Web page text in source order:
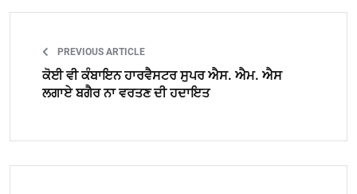
PREVIOUS ARTICLE
ਕੋਈ ਵੀ ਕੰਬਾਇਨ ਹਾਰਵੈਸਟਰ ਸੁਪਰ ਐਸ. ਐਮ. ਐਸ
ਲਗਾਏ ਬਗੈਰ ਨਾ ਵਰਤਣ ਦੀ ਹਦਾਇਤ